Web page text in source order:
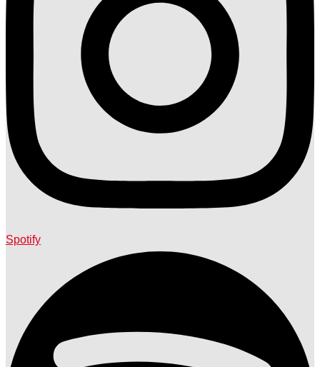
Spotify